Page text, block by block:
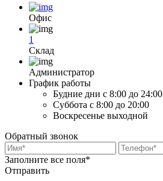
Офис
1
Склад
Администратор
График работы
Будние дни с 8:00 до 24:00
Суббота с 8:00 до 20:00
Воскресенье выходной
Обратный звонок
Заполните все поля*
Отправить